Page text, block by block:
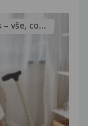
vše, co...